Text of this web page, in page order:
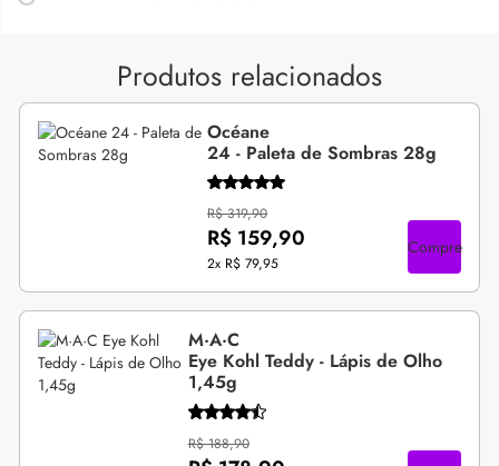
Produtos relacionados
Océane
24 - Paleta de Sombras 28g
R$ 319,90
R$ 159,90
2x R$ 79,95
Compre
M·A·C
Eye Kohl Teddy - Lápis de Olho
1,45g
R$ 188,90